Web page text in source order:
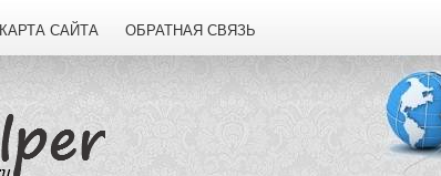
КАРТА САЙТА ОБРАТНАЯ СВЯЗЬ